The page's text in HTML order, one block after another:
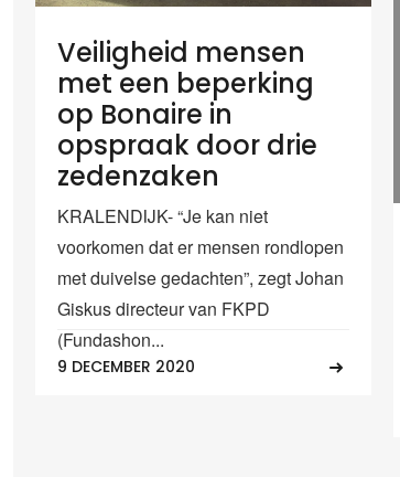
Veiligheid mensen
met een beperking
op Bonaire in
opspraak door drie
zedenzaken
KRALENDIJK- “Je kan niet
voorkomen dat er mensen rondlopen
met duivelse gedachten”, zegt Johan
Giskus directeur van FKPD
(Fundashon...
9 DECEMBER 2020